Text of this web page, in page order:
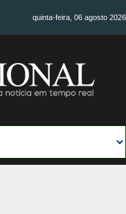
quinta-feira, 06 agosto 2026